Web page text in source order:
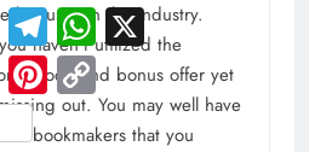
bonuses in the industry.
haven’t utilized the
code and bonus offer yet
out. You may well have
bookmakers that you
MessengerTelegramWhatsApp
X
LinkedInPinterestCopy
Link